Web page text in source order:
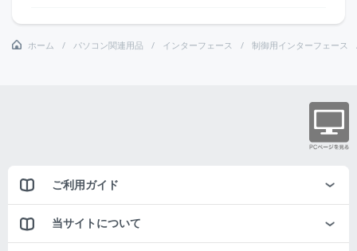
ホーム パソコン関連用品 インターフェース 制御用インターフェース
ご利用ガイド
当サイトについて